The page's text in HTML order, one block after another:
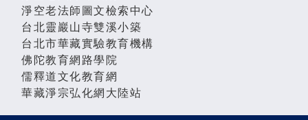
淨空老法師圖文檢索中心
台北靈巖山寺雙溪小築
台北市華藏實驗教育機構
佛陀教育網路學院
儒釋道文化教育網
華藏淨宗弘化網大陸站